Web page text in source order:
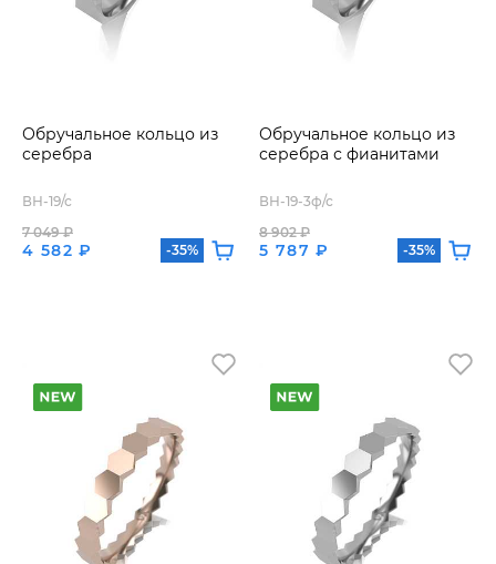
Обручальное кольцо из
серебра
ВН-19/с
4 582 ₽
7 049 ₽
-35%
Обручальное кольцо из
серебра с фианитами
ВН-19-3ф/с
5 787 ₽
8 902 ₽
-35%